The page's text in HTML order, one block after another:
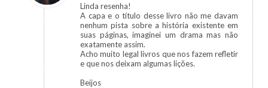
Linda resenha!
A capa e o título desse livro não me davam
nenhum pista sobre a história existente em
suas páginas, imaginei um drama mas não
exatamente assim.
Acho muito legal livros que nos fazem refletir
e que nos deixam algumas lições.
Beijos